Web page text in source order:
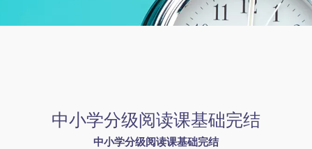
中小学分级阅读课基础完结
中小学分级阅读课基础完结